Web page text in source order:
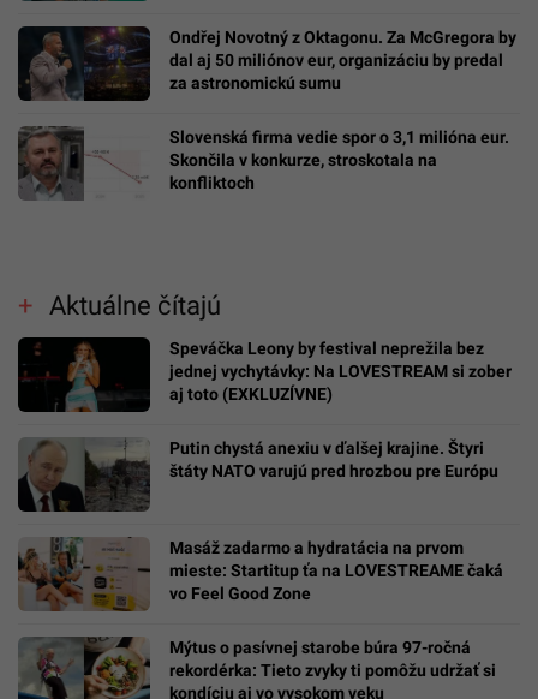
Ondřej Novotný z Oktagonu. Za McGregora by
dal aj 50 miliónov eur, organizáciu by predal
za astronomickú sumu
Slovenská firma vedie spor o 3,1 milióna eur.
Skončila v konkurze, stroskotala na
konfliktoch
Aktuálne čítajú
Speváčka Leony by festival neprežila bez
jednej vychytávky: Na LOVESTREAM si zober
aj toto (EXKLUZÍVNE)
Putin chystá anexiu v ďalšej krajine. Štyri
štáty NATO varujú pred hrozbou pre Európu
Masáž zadarmo a hydratácia na prvom
mieste: Startitup ťa na LOVESTREAME čaká
vo Feel Good Zone
Mýtus o pasívnej starobe búra 97-ročná
rekordérka: Tieto zvyky ti pomôžu udržať si
kondíciu aj vo vysokom veku